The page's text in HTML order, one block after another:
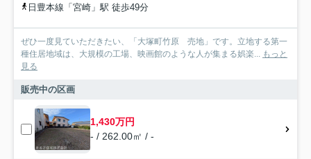
日豊本線「宮崎」駅 徒歩49分
ぜひ一度見ていただきたい、「大塚町竹原 売地」です。立地する第一
種住居地域は、大規模の工場、映画館のような人が集まる娯楽... もっと
見る
販売中の区画
1,430万円
- / 262.00㎡ / -